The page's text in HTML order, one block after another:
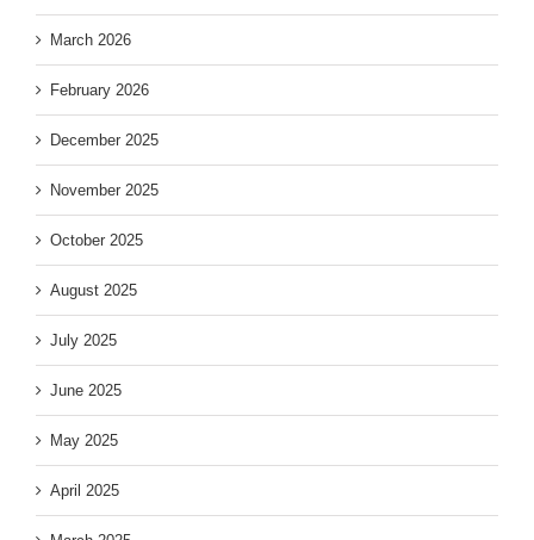
March 2026
February 2026
December 2025
November 2025
October 2025
August 2025
July 2025
June 2025
May 2025
April 2025